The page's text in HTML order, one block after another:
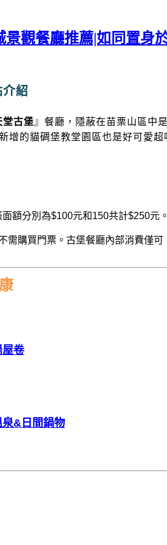
景觀餐廳推薦|如同置身
介紹
堂古堡 』餐廳，隱蔽在苗栗山區中
增的貓碉堡教堂園區也是好可愛超
額分別為$100元和150共計$250元。
需購買門票。 古堡餐廳內部消費僅可
屋卷
& 日間鍋物